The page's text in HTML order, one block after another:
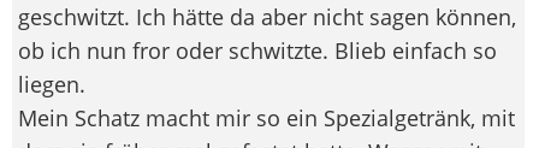
geschwitzt. Ich hätte da aber nicht sagen können,
ob ich nun fror oder schwitzte. Blieb einfach so
liegen.
Mein Schatz macht mir so ein Spezialgetränk, mit